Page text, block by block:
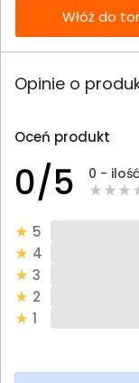
Włóż do
Opinie o
Oceń produkt
0/5 0 -
5
4
3
2
1